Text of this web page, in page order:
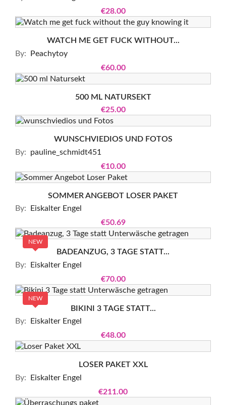
€28.00
WATCH ME GET FUCK WITHOUT...
By:
Peachytoy
€60.00
500 ML NATURSEKT
€25.00
WUNSCHVIEDIOS UND FOTOS
By:
pauline_schmidt451
€10.00
SOMMER ANGEBOT LOSER PAKET
By:
Eiskalter Engel
€50.69
BADEANZUG, 3 TAGE STATT...
By:
Eiskalter Engel
€70.00
NEW
BIKINI 3 TAGE STATT...
By:
Eiskalter Engel
€48.00
NEW
LOSER PAKET XXL
By:
Eiskalter Engel
€211.00